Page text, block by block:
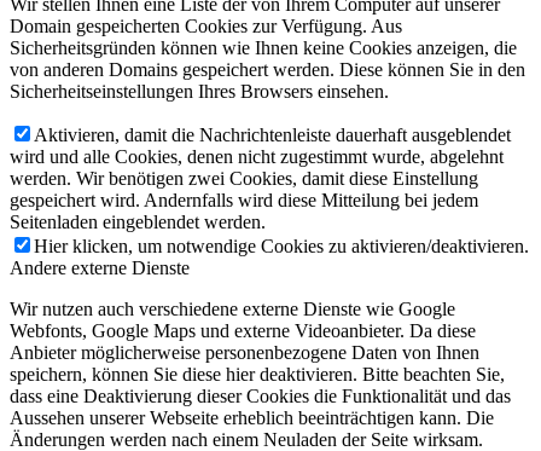
Domain gespeicherten Cookies zur Verfügung. Aus
Sicherheitsgründen können wie Ihnen keine Cookies anzeigen, die
von anderen Domains gespeichert werden. Diese können Sie in den
Sicherheitseinstellungen Ihres Browsers einsehen.
Aktivieren, damit die Nachrichtenleiste dauerhaft ausgeblendet
wird und alle Cookies, denen nicht zugestimmt wurde, abgelehnt
werden. Wir benötigen zwei Cookies, damit diese Einstellung
gespeichert wird. Andernfalls wird diese Mitteilung bei jedem
Seitenladen eingeblendet werden.
Hier klicken, um notwendige Cookies zu aktivieren/deaktivieren.
Andere externe Dienste
Wir nutzen auch verschiedene externe Dienste wie Google
Webfonts, Google Maps und externe Videoanbieter. Da diese
Anbieter möglicherweise personenbezogene Daten von Ihnen
speichern, können Sie diese hier deaktivieren. Bitte beachten Sie,
dass eine Deaktivierung dieser Cookies die Funktionalität und das
Aussehen unserer Webseite erheblich beeinträchtigen kann. Die
Änderungen werden nach einem Neuladen der Seite wirksam.